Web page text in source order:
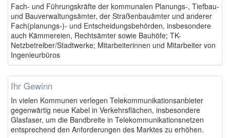
Fach- und Führungskräfte der kommunalen Planungs-, Tiefbau-
und Bauverwaltungsämter, der Straßenbauämter und anderer
Fach(planungs-)- und Entscheidungsbehörden, insbesondere
auch Kämmereien, Rechtsämter sowie Bauhöfe; TK-
Netzbetreiber/Stadtwerke; Mitarbeiterinnen und Mitarbeiter von
Ingenieurbüros
Ihr Gewinn
In vielen Kommunen verlegen Telekommunikationsanbieter
gegenwärtig neue Kabel in Verkehrsflächen, insbesondere
Glasfaser, um die Bandbreite in Telekommunikationsnetzen
entsprechend den Anforderungen des Marktes zu erhöhen.